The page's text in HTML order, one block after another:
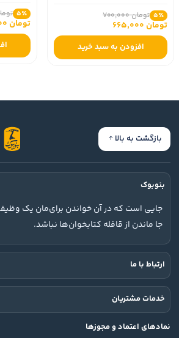
5٪ تومان 700,000
تومان 665,000
افزودن به سبد خرید
5٪ تومان
تومان 665,000
بازگشت به بالا
بنوبوک
جایی است که در آن خواندن برای‌مان یک
جا ماندن از قافله کتابخوان‌ها نباشد.
ارتباط با ما
خدمات مشتریان
نمادهای اعتماد و مجوزها